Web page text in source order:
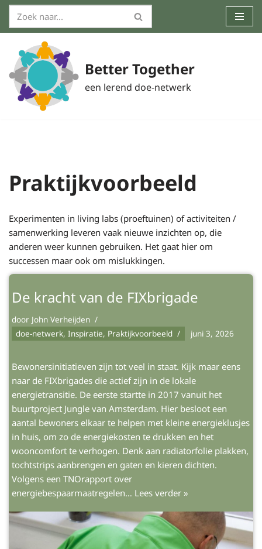
Ga
de
inhoud
Better Together
een lerend doe-netwerk
Praktijkvoorbeeld
Experimenten in living labs (proeftuinen) of activiteiten /
samenwerking leveren vaak nieuwe inzichten op, die
anderen weer kunnen gebruiken. Het gaat hier om
successen maar ook om mislukkingen.
De kracht van de FIXbrigade
door John Verheijden
doe-netwerk, Inspiratie, Praktijkvoorbeeld juni 3, 2026
Bewonersinitiatieven zijn tot veel in staat. Kijk maar eens
naar de FIXbrigades die actief zijn in de lokale
energietransitie. De eerste startte in 2017 vanuit het
buurtproject Jungle van Amsterdam. Hier besloot een
aantal bewoners elkaar te helpen met kleine energieklusjes
in huis, om zo de energiekosten te drukken en het
wooncomfort te verhogen. Denk aan radiatorfolie plakken,
tochtstrips aanbrengen en gaten en kieren dichten.
Volgens een TNOrapport over
energiebespaarmaatregelen… Lees verder »